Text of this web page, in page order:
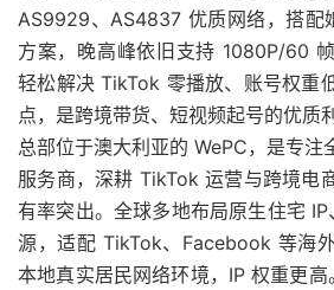
AS9929、AS4837 优质网络，搭配
方案，晚高峰依旧支持 1080P/60
轻松解决 TikTok 零播放、账号权重
点，是跨境带货、短视频起号的优质
总部位于澳大利亚的 WePC，是专注
服务商，深耕 TikTok 运营与跨境电
有率突出。全球多地布局原生住宅
源，适配 TikTok、Facebook 等海
本地真实居民网络环境，IP 权重更